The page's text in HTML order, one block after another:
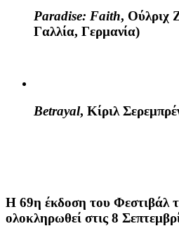
Paradise: Faith, Ούλριχ
Γαλλία, Γερμανία)
Betrayal, Κίριλ
Η 69η έκδοση του Φεστιβάλ
ολοκληρωθεί στις 8